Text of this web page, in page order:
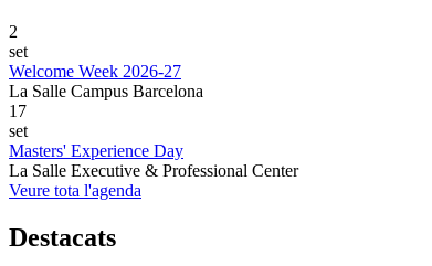
2
set
Welcome Week 2026-27
La Salle Campus Barcelona
17
set
Masters' Experience Day
La Salle Executive & Professional Center
Veure tota l'agenda
Destacats